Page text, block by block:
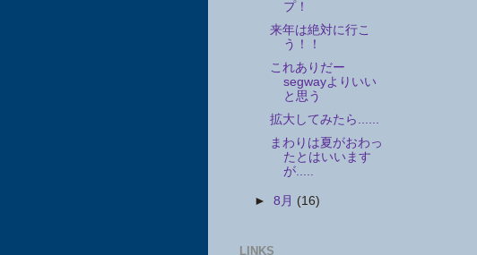
プ！
来年は絶対に行こ
う！！
これありだー
segwayよりいい
と思う
拡大してみたら......
まわりは夏がおわっ
たとはいいます
が.....
►8月 (16)
LINKS